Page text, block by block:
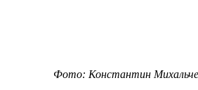
Фото: Константин